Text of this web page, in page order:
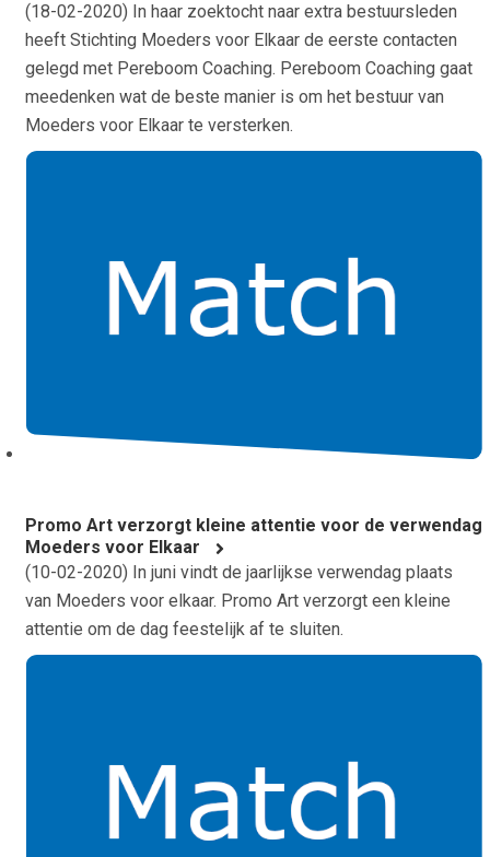
(18-02-2020) In haar zoektocht naar extra bestuursleden
heeft Stichting Moeders voor Elkaar de eerste contacten
gelegd met Pereboom Coaching. Pereboom Coaching gaat
meedenken wat de beste manier is om het bestuur van
Moeders voor Elkaar te versterken.
Promo Art verzorgt kleine attentie voor de verwendag
Moeders voor Elkaar
(10-02-2020) In juni vindt de jaarlijkse verwendag plaats
van Moeders voor elkaar. Promo Art verzorgt een kleine
attentie om de dag feestelijk af te sluiten.